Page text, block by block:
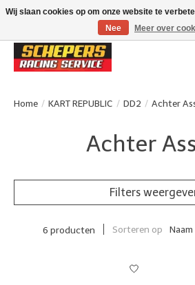
Klanten beoordelen ons met een 4,8/5 op Google
Home / KART REPUBLIC / DD2 / Achter
Achter
Filters
6 producten Sorteren op
Wij slaan cookies op om onze website te
Nee
Meer over